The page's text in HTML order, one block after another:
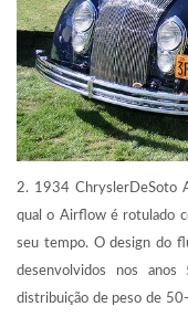
2. 1934 ChryslerDeSoto
qual o Airflow é rotulado
seu tempo. O design do
desenvolvidos nos anos
distribuição de peso de